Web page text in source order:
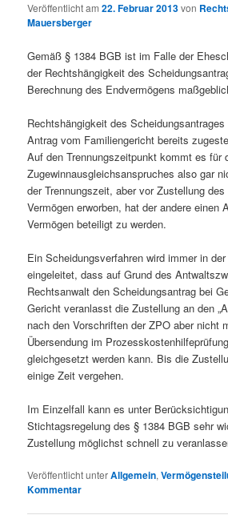
Veröffentlicht am22. Februar 2013von
Mauersberger
Gemäß § 1384 BGB ist im Falle der
der Rechtshängigkeit des
Berechnung des Endvermögens
Rechtshängigkeit des
Antrag vom Familiengericht bereits
Auf den Trennungszeitpunkt kommt es für
Zugewinnausgleichsanspruches also gar
der Trennungszeit, aber vor Zustellung
Vermögen erworben, hat der andere einen
Vermögen beteiligt zu werden.
Ein Scheidungsverfahren wird immer in
eingeleitet, dass auf Grund des
Rechtsanwalt den Scheidungsantrag bei
Gericht veranlasst die Zustellung an den
nach den Vorschriften der ZPO aber nicht
Übersendung im
gleichgesetzt werden kann. Bis die
einige Zeit vergehen.
Im Einzelfall kann es unter
Stichtagsregelung des § 1384 BGB sehr
Zustellung möglichst schnell zu
Veröffentlicht unterAllgemein,
Kommentar